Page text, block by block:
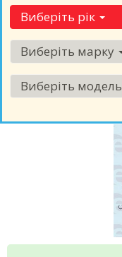
Виберіть рік
Виберіть марку
Виберіть модель